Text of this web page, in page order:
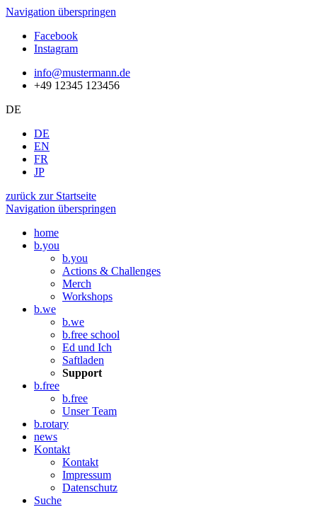
Navigation überspringen
Facebook
Instagram
info@mustermann.de
+49 12345 123456
DE
DE
EN
FR
JP
zurück zur Startseite
Navigation überspringen
home
b.you
b.you
Actions & Challenges
Merch
Workshops
b.we
b.we
b.free school
Ed und Ich
Saftladen
Support
b.free
b.free
Unser Team
b.rotary
news
Kontakt
Kontakt
Impressum
Datenschutz
Suche